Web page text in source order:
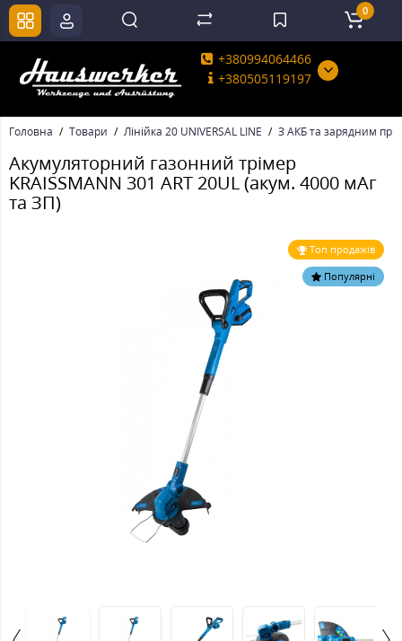
+380994064466
+380505119197
0
Головна Товари Лінійка 20 UNIVERSAL LINE З АКБ та зарядним
Акумуляторний газонний трімер
KRAISSMANN 301 ART 20UL (акум. 4000 мАг
та ЗП)
Топ продажів
Популярні